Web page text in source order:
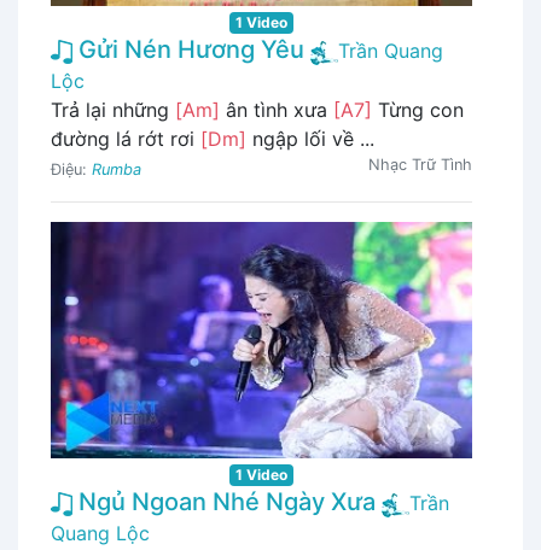
1 Video
Gửi Nén Hương Yêu
Trần Quang
Lộc
Trả lại những [Am] ân tình xưa [A7] Từng con
đường lá rớt rơi [Dm] ngập lối về ...
Điệu: Rumba Nhạc Trữ Tình
1 Video
Ngủ Ngoan Nhé Ngày Xưa
Trần
Quang Lộc